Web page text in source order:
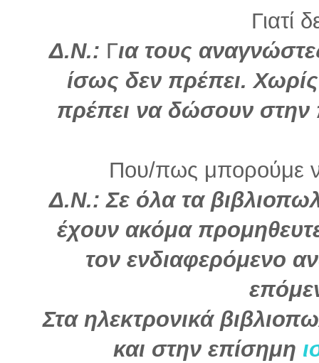
Γιατί
Δ.Ν.: Για τους
ίσως δεν πρέπει.
πρέπει να δώσουν στην
Που/πως μπορούμε
Δ.Ν.: Σε όλα τα
έχουν ακόμα
τον ενδιαφερόμενο
Στα ηλεκτρονικά
και στην επίσημη